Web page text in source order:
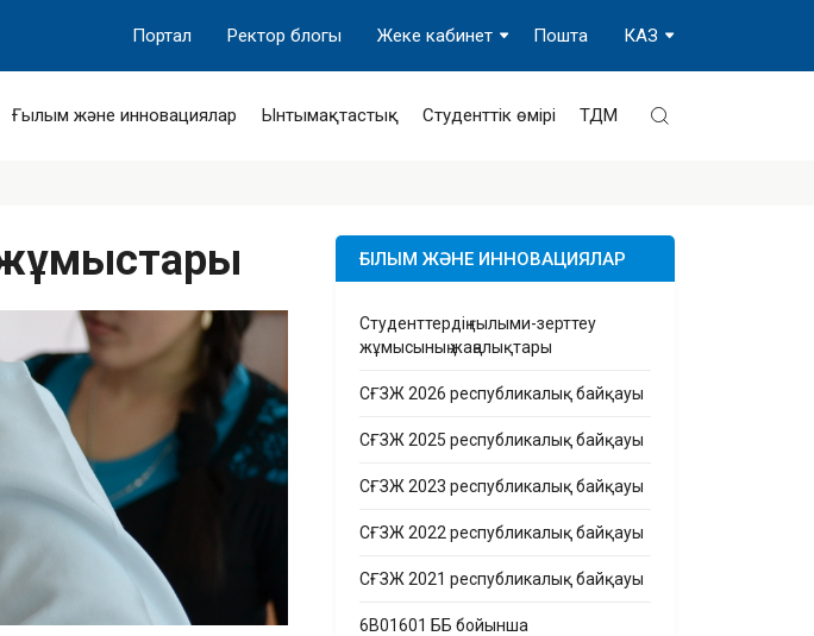
КАЗ
Пошта
Жеке кабинет
Ректор блогы
Портал
Ғылым және инновациялар Ынтымақтастық Студенттік өмірі ТДМ
жұмыстары ҒЫЛЫМ ЖӘНЕ ИННОВАЦИЯЛАР
Студенттердің ғылыми-зерттеу
жұмысының жаңалықтары
СҒЗЖ 2026 республикалық байқауы
СҒЗЖ 2025 республикалық байқауы
СҒЗЖ 2023 республикалық байқауы
СҒЗЖ 2022 республикалық байқауы
СҒЗЖ 2021 республикалық байқауы
6B01601 ББ бойынша